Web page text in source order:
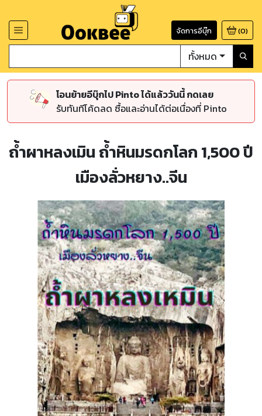
จัดการอีบุ๊ก (0)
ทั้งหมด
โอนย้ายอีบุ๊กไป Pinto ได้แล้ววันนี้ กดเลย
รับทันทีโค้ดลด ซื้อและอ่านได้ต่อเนื่องที่ Pinto
ถ้ำผาหลงเมิน ถ้ำหินมรดกโลก 1,500 ปี
เมืองลั่วหยาง..จีน